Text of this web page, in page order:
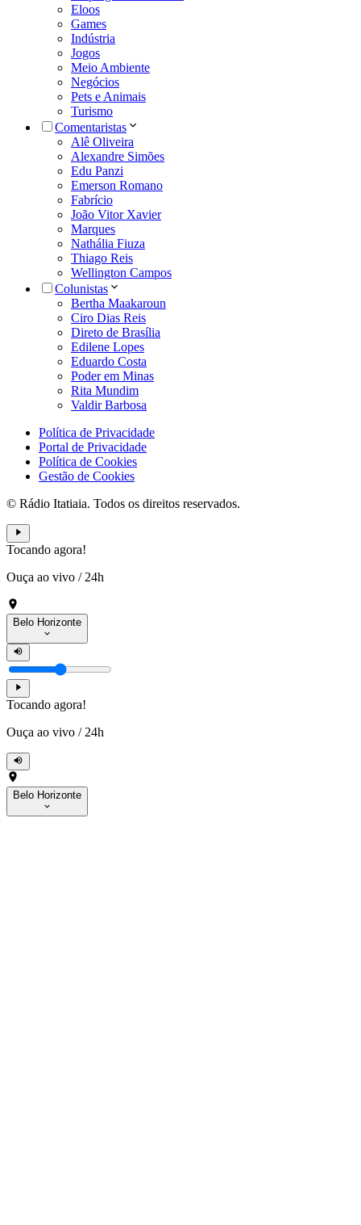
Eloos
Games
Indústria
Jogos
Meio Ambiente
Negócios
Pets e Animais
Turismo
Comentaristas
Alê Oliveira
Alexandre Simões
Edu Panzi
Emerson Romano
Fabrício
João Vitor Xavier
Marques
Nathália Fiuza
Thiago Reis
Wellington Campos
Colunistas
Bertha Maakaroun
Ciro Dias Reis
Direto de Brasília
Edilene Lopes
Eduardo Costa
Poder em Minas
Rita Mundim
Valdir Barbosa
Política de Privacidade
Portal de Privacidade
Política de Cookies
Gestão de Cookies
© Rádio Itatiaia. Todos os direitos reservados.
Tocando agora!
Ouça ao vivo / 24h
Belo Horizonte
Tocando agora!
Ouça ao vivo / 24h
Belo Horizonte